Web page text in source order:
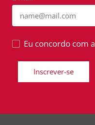
name@mail.com
Eu concordo com
Inscrever-se